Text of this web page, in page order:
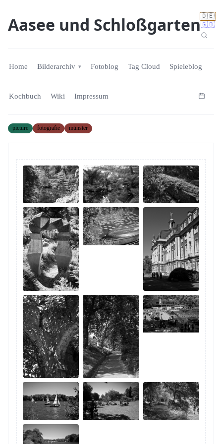
🇩🇪
🇬🇧
Aasee und Schloßgarten
Home Bilderarchiv Fotoblog Tag Cloud Spieleblog
Kochbuch Wiki Impressum
picture fotografie münster